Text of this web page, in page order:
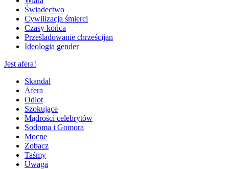
Świadectwo
Cywilizacja śmierci
Czasy końca
Prześladowanie chrześcijan
Ideologia gender
Jest afera!
Skandal
Afera
Odlot
Szokujące
Mądrości celebrytów
Sodoma i Gomora
Mocne
Zobacz
Taśmy
Uwaga